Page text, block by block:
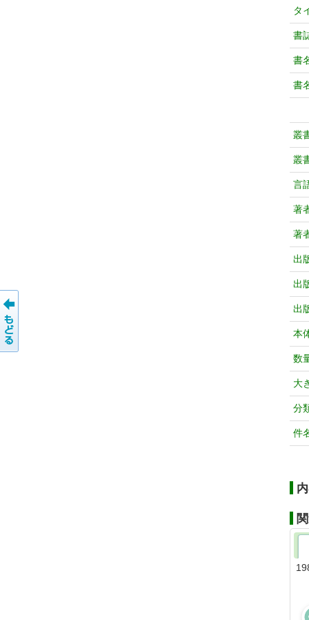
タ
書
書
書
叢
叢
言
著
著
出
出
出
本
数
大
分
件